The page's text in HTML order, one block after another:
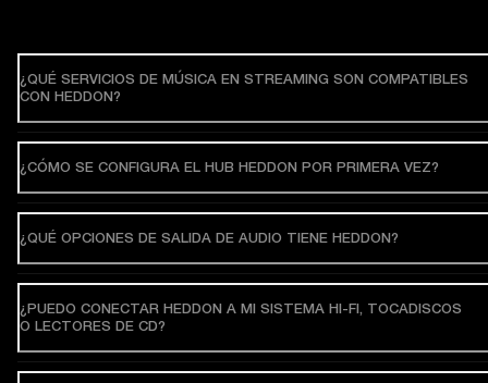
¿QUÉ SERVICIOS DE MÚSICA EN STREAMING SON COMPATIBLES
CON HEDDON?
¿CÓMO SE CONFIGURA EL HUB HEDDON POR PRIMERA VEZ?
¿QUÉ OPCIONES DE SALIDA DE AUDIO TIENE HEDDON?
¿PUEDO CONECTAR HEDDON A MI SISTEMA HI-FI, TOCADISCOS
O LECTORES DE CD?